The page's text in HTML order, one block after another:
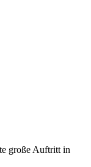
große Auftritt in